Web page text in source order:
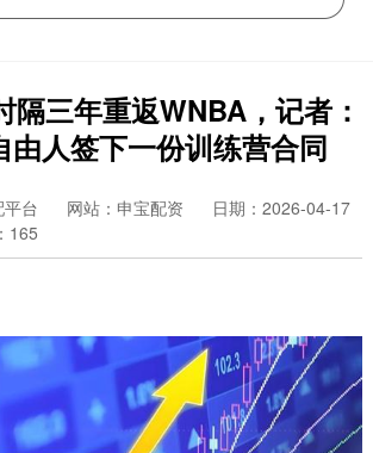
隔三年重返WNBA，记者：
由人签下一份训练营合同
台 网站：申宝配资
日期：2026-04-17
165